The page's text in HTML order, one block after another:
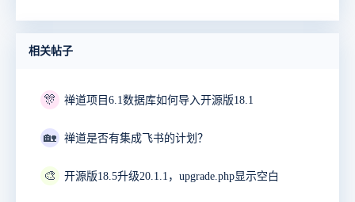
相关帖子
🎊 禅道项目6.1数据库如何导入开源版18.1
🏡 禅道是否有集成飞书的计划？
🎨 开源版18.5升级20.1.1，upgrade.php显示空白